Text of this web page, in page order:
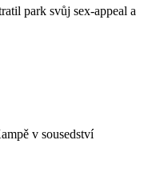
park svůj sex-appeal a
v sousedství